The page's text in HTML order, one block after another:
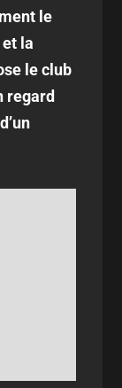
le
la
le club
regard